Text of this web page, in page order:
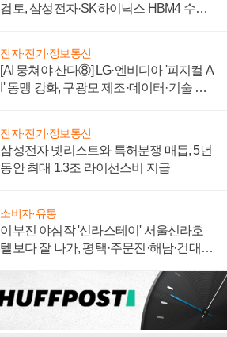
검토, 삼성전자·SK하이닉스 HBM4 수율
전자·전기·정보통신
[AI 뭉쳐야 산다⑧] LG·엔비디아 '피지컬 A
I' 동맹 강화, 구광모 제조·데이터·기술 결
전자·전기·정보통신
삼성전자 넷리스트와 특허분쟁 매듭, 5년
동안 최대 1.3조 라이선스비 지급
소비자·유통
이부진 야심작 '신라스테이' 서울신라호
텔보다 잘 나가, 평택·주문진·해남·건대로